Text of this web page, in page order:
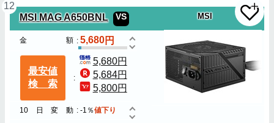
12
MSI MAG A650BNL VS MSI
金額 5,680
最安値
検索
5,680円
5,684円
5,800円
10日変動 -1％値下り